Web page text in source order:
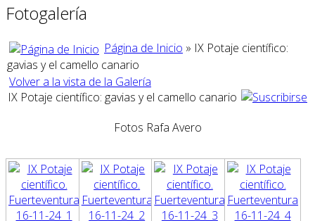
Fotogalería
Página de Inicio » IX Potaje científico:
gavias y el camello canario
Volver a la vista de la Galería
IX Potaje científico: gavias y el camello canario
Fotos Rafa Avero